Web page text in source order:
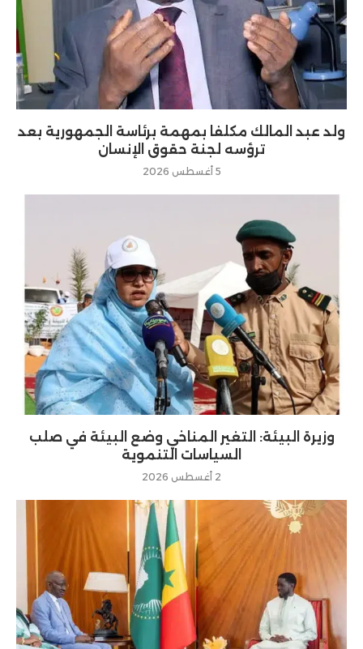
ولد عبد المالك مكلفا بمهمة برئاسة الجمهورية بعد
ترؤسه لجنة حقوق الإنسان
5 أغسطس 2026
وزيرة البيئة: التغير المناخي وضع البيئة في صلب
السياسات التنموية
2 أغسطس 2026